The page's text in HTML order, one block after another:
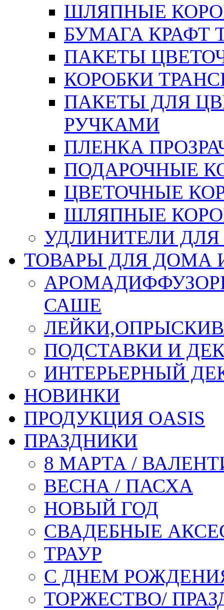
ШЛЯПНЫЕ
БУМАГА КРАФТ
ПАКЕТЫ
КОРОБКИ
ПАКЕТЫ ДЛЯ
РУЧКАМИ
ПЛЕНКА
ПОДАРОЧНЫЕ
ЦВЕТОЧНЫЕ
ШЛЯПНЫЕ
УДЛИНИТЕЛИ
ТОВАРЫ ДЛЯ ДОМА
САШЕ
ПОДСТАВКИ И
ИНТЕРЬЕРНЫЙ
НОВИНКИ
ПРОДУКЦИЯ OASIS
ПРАЗДНИКИ
8 МАРТА /
ВЕСНА / ПАСХА
НОВЫЙ ГОД
СВАДЕБНЫЕ
ТРАУР
С ДНЕМ
ТОРЖЕСТВО/